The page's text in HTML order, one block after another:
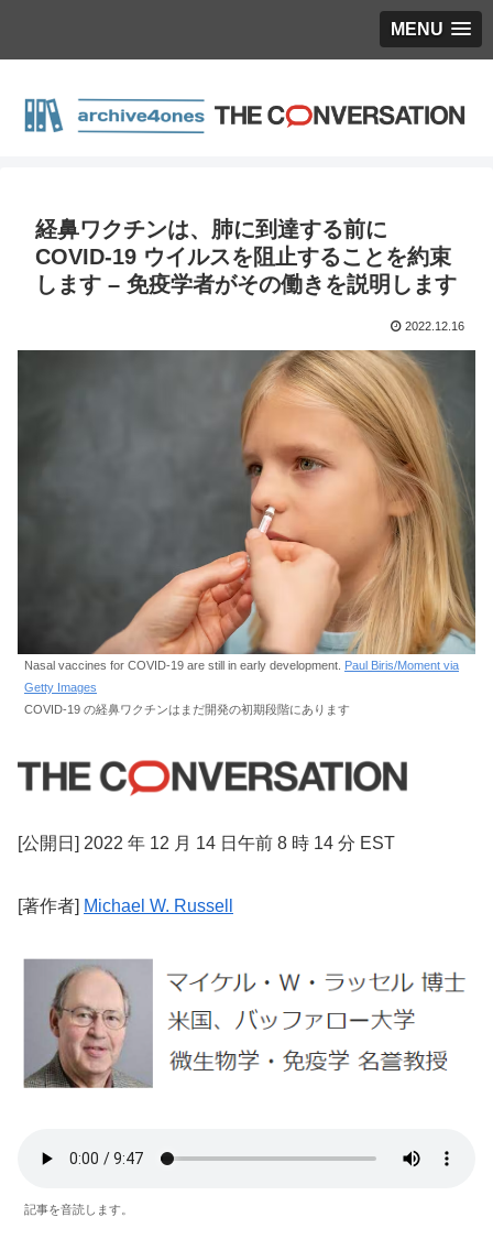
MENU
経鼻ワクチンは、肺に到達する前に
COVID-19 ウイルスを阻止することを約束
します – 免疫学者がその働きを説明します
2022.12.16
Nasal vaccines for COVID-19 are still in early development.
Paul Biris/Moment via
Getty Images
COVID-19 の経鼻ワクチンはまだ開発の初期段階にあります
[公開日] 2022 年 12 月 14 日午前 8 時 14 分 EST
[著作者] Michael W. Russell
記事を音読します。